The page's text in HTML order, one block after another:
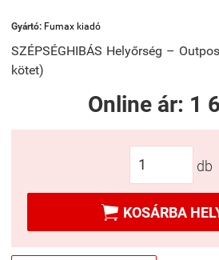
Gyártó: Fumax kiadó
SZÉPSÉGHIBÁS Helyőrség –
kötet)
Online ár: 1
db
 KOSÁRBA